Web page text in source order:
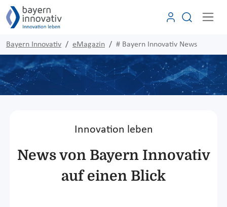
Bayern Innovativ eMagazin # Bayern Innovativ News
Innovation leben
News von Bayern Innovativ
auf einen Blick